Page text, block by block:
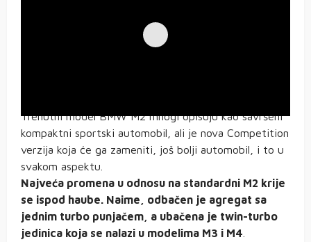
Trenutni model BMW M2 mnogi opisuju kao savršeni
kompaktni sportski automobil, ali je nova Competition
verzija koja će ga zameniti, još bolji automobil, i to u
svakom aspektu.
Najveća promena u odnosu na standardni M2 krije
se ispod haube. Naime, odbačen je agregat sa
jednim turbo punjačem, a ubačena je twin-turbo
jedinica koja se nalazi u modelima M3 i M4